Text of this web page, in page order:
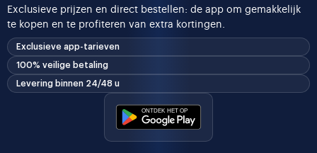
Exclusieve prijzen en direct bestellen: de app om gemakkelijk
te kopen en te profiteren van extra kortingen.
Exclusieve app-tarieven
100% veilige betaling
Levering binnen 24/48 u